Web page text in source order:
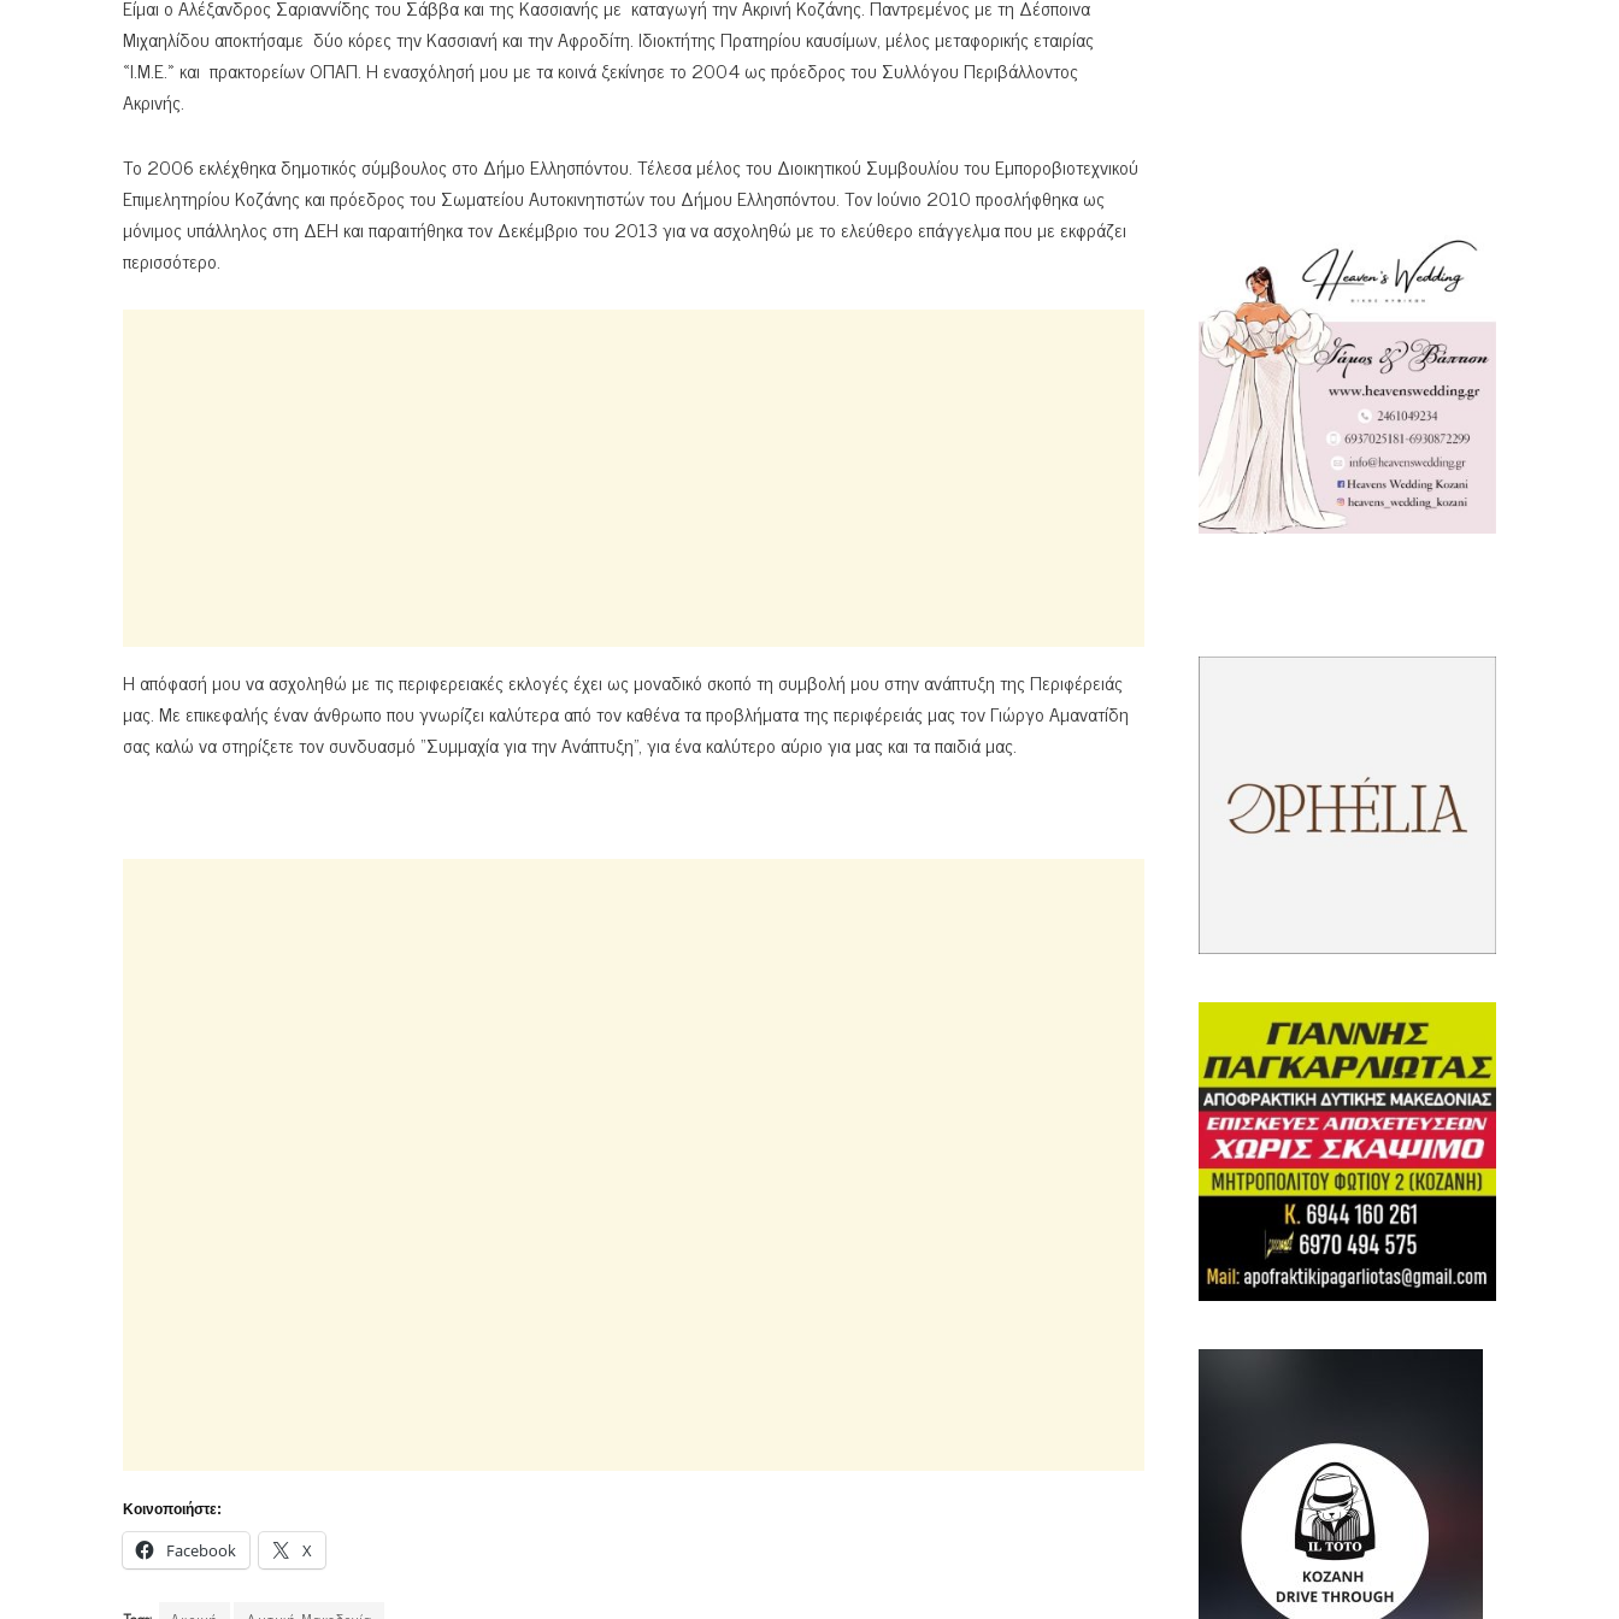
Είμαι ο Αλέξανδρος Σαριαννίδης του Σάββα και της Κασσιανής με καταγωγή την Ακρινή Κοζάνης. Παντρεμένος με τη Δέσποινα
Μιχαηλίδου αποκτήσαμε δύο κόρες την Κασσιανή και την Αφροδίτη. Ιδιοκτήτης Πρατηρίου καυσίμων, μέλος μεταφορικής εταιρίας
«Ι.Μ.Ε.» και πρακτορείων ΟΠΑΠ. Η ενασχόλησή μου με τα κοινά ξεκίνησε το 2004 ως πρόεδρος του Συλλόγου Περιβάλλοντος
Ακρινής.
Το 2006 εκλέχθηκα δημοτικός σύμβουλος στο Δήμο Ελλησπόντου. Τέλεσα μέλος του Διοικητικού Συμβουλίου του Εμποροβιοτεχνικού
Επιμελητηρίου Κοζάνης και πρόεδρος του Σωματείου Αυτοκινητιστών του Δήμου Ελλησπόντου. Τον Ιούνιο 2010 προσλήφθηκα ως
μόνιμος υπάλληλος στη ΔΕΗ και παραιτήθηκα τον Δεκέμβριο του 2013 για να ασχοληθώ με το ελεύθερο επάγγελμα που με εκφράζει
περισσότερο.
Η απόφασή μου να ασχοληθώ με τις περιφερειακές εκλογές έχει ως μοναδικό σκοπό τη συμβολή μου στην ανάπτυξη της Περιφέρειάς
μας. Με επικεφαλής έναν άνθρωπο που γνωρίζει καλύτερα από τον καθένα τα προβλήματα της περιφέρειάς μας τον Γιώργο Αμανατίδη
σας καλώ να στηρίξετε τον συνδυασμό “Συμμαχία για την Ανάπτυξη”, για ένα καλύτερο αύριο για μας και τα παιδιά μας.
Κοινοποιήστε:
Facebook X